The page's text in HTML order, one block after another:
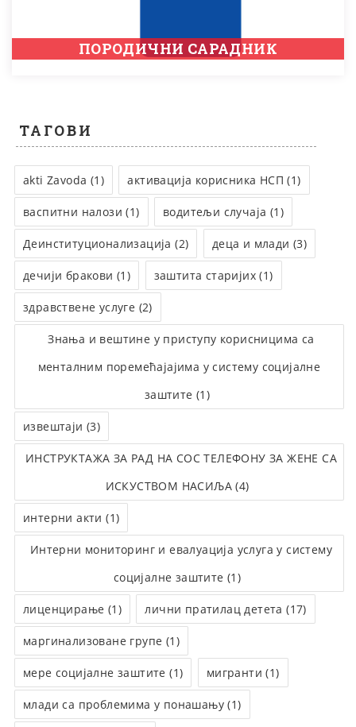
ПОРОДИЧНИ САРАДНИК
ТАГОВИ
akti Zavoda (1) активација корисника НСП (1)
васпитни налози (1) водитељи случаја (1)
Деинституционализација (2) деца и млади (3)
дечији бракови (1) заштита старијих (1)
здравствене услуге (2)
Знања и вештине у приступу корисницима са
менталним поремећајајима у систему социјалне
заштите (1)
извештаји (3)
ИНСТРУКТАЖА ЗА РАД НА СОС ТЕЛЕФОНУ ЗА ЖЕНЕ СА
ИСКУСТВОМ НАСИЉА (4)
интерни акти (1)
Интерни мониторинг и евалуација услуга у систему
социјалне заштите (1)
лиценцирање (1) лични пратилац детета (17)
маргинализоване групе (1)
мере социјалне заштите (1) мигранти (1)
млади са проблемима у понашању (1)